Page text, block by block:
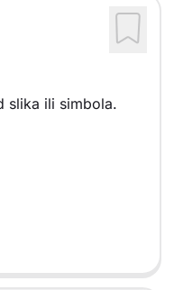
slika ili simbola.